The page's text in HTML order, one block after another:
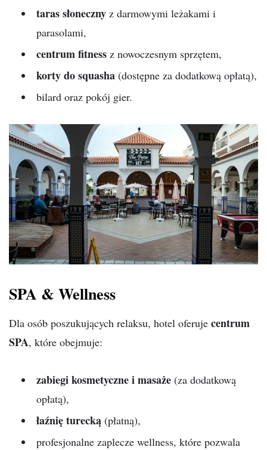
taras słoneczny z darmowymi leżakami i
parasolami,
centrum fitness z nowoczesnym sprzętem,
korty do squasha (dostępne za dodatkową opłatą),
bilard oraz pokój gier.
SPA & Wellness
Dla osób poszukujących relaksu, hotel oferuje centrum
SPA, które obejmuje:
zabiegi kosmetyczne i masaże (za dodatkową
opłatą),
łaźnię turecką (płatną),
profesjonalne zaplecze wellness, które pozwala